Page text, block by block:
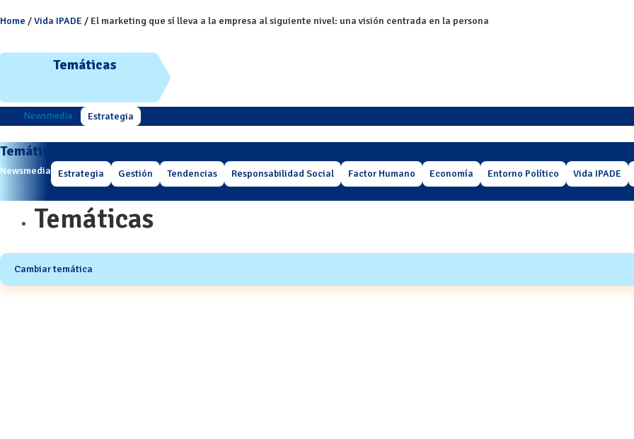
Home /Vida IPADE / El marketing que sí lleva a la empresa al siguiente nivel: una visión centrada en la persona
Temáticas
Newsmedia Estrategia
Temáticas
Newsmedia Estrategia Gestión Tendencias Responsabilidad Social Factor Humano Economía Entorno Político Vida IPADE
Temáticas
Cambiar temática